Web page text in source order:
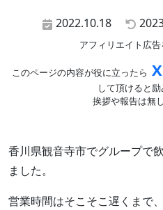
2022.10.18
アフィリエイト広
このページの内容が役に立ったら X
して頂けると
挨拶や報告は無
香川県観音寺市でグループで
ました。
営業時間はそこそこ遅くまで